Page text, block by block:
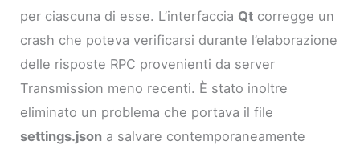
per ciascuna di esse. L’interfaccia Qt corregge un
crash che poteva verificarsi durante l’elaborazione
delle risposte RPC provenienti da server
Transmission meno recenti. È stato inoltre
eliminato un problema che portava il file
settings.json a salvare contemporaneamente